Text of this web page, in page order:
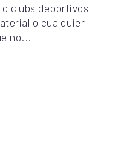
clubs deportivos
o cualquier
no...